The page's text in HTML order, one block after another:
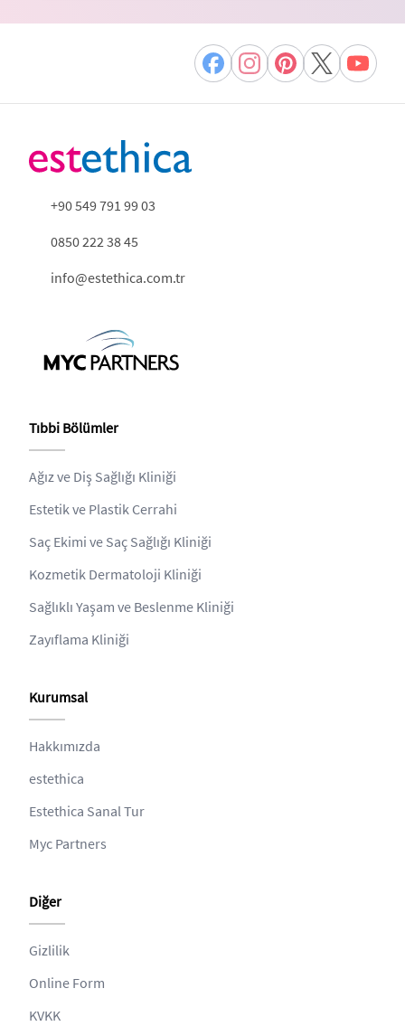
+90 549 791 99 03
0850 222 38 45
info@estethica.com.tr
Tıbbi Bölümler
Ağız ve Diş Sağlığı Kliniği
Estetik ve Plastik Cerrahi
Saç Ekimi ve Saç Sağlığı Kliniği
Kozmetik Dermatoloji Kliniği
Sağlıklı Yaşam ve Beslenme Kliniği
Zayıflama Kliniği
Kurumsal
Hakkımızda
estethica
Estethica Sanal Tur
Myc Partners
Diğer
Gizlilik
Online Form
KVKK